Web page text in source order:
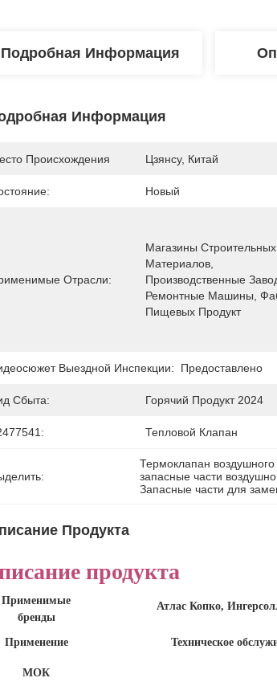
Подробная Информация
Информация
Происхождения Цзянсу, Китай
Новый
Отрасли:
Магазины Строительных
Материалов,
Производственные
Ремонтные Машины,
Пищевых Продукт
Выездной Инспекции: Предоставлено
Сбыта: Горячий Продукт 2024
Тепловой Клапан
Термоклапан
запасные части
Запасные части для
Продукта
продукта
Применимые
бренды
Атлас Копко,
Применение Техническое
МОК